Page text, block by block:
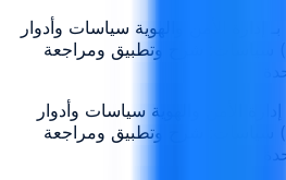
إدارة الأمن والهوية سياسات وأدوار
إدارة الهوية والوصول (IAM) سياسات: شرح وتطبيق ومراجعة
الأمن والهوية سياسات وأدوار
إدارة الهوية والوصول (IAM) سياسات: شرح وتطبيق ومراجعة